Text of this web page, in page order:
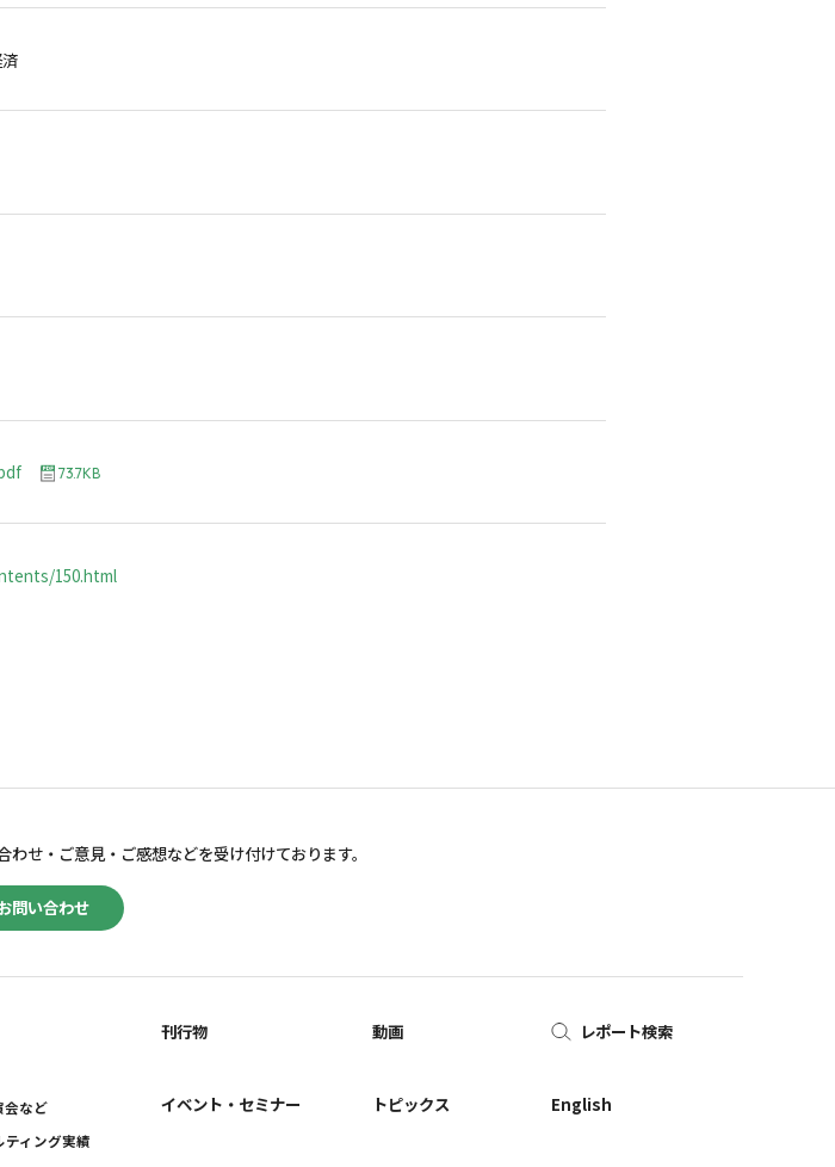
73.7KB
150.html
問い合わせ
わせ・ ご意見・ご感想などを受け付けております。
会など
ィング実績
刊行物
イベント・セミナー
動画
トピックス
レポート検索
English